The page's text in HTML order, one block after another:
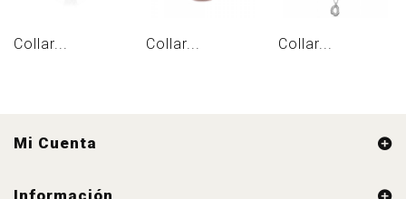
Collar... Collar... Collar...
Mi Cuenta